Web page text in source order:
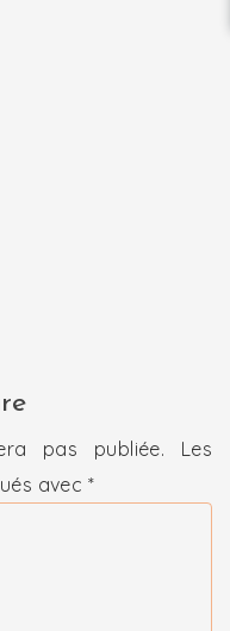
pas publiée.
Les
avec *